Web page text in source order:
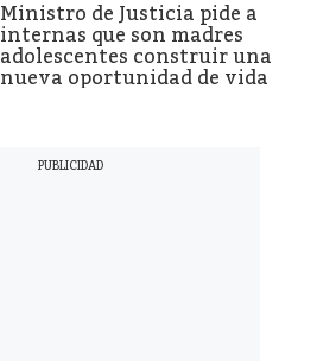
Ministro de Justicia pide a
internas que son madres
adolescentes construir una
nueva oportunidad de vida